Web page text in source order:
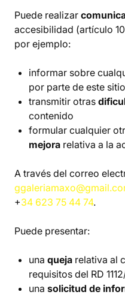
Puede realizar
accesibilidad (artículo
por ejemplo:
informar sobre
por parte de este
transmitir otras
contenido
formular cualquier
mejora relativa a la
A través del correo
+34 623 75 44 74.
Puede presentar:
una queja relativa al
requisitos del RD
una solicitud de